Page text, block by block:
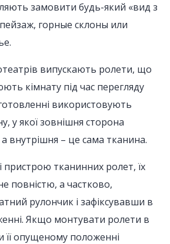
замовити будь-який «вид з
пейзаж, горные склоны или
випускають ролети, що
кімнату під час перегляду
використовують
у якої зовнішня сторона
внутрішня – це сама тканина.
пристрою тканинних ролет, їх
повністю, а частково,
рулончик і зафіксувавши в
Якщо монтувати ролети в
її опущеному положенні